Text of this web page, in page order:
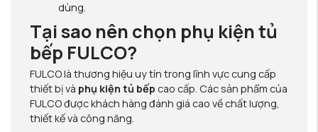
dùng.
Tại sao nên chọn phụ kiện tủ
bếp FULCO?
FULCO là thương hiệu uy tín trong lĩnh vực cung cấp
thiết bị và phụ kiện tủ bếp cao cấp. Các sản phẩm của
FULCO được khách hàng đánh giá cao về chất lượng,
thiết kế và công năng.